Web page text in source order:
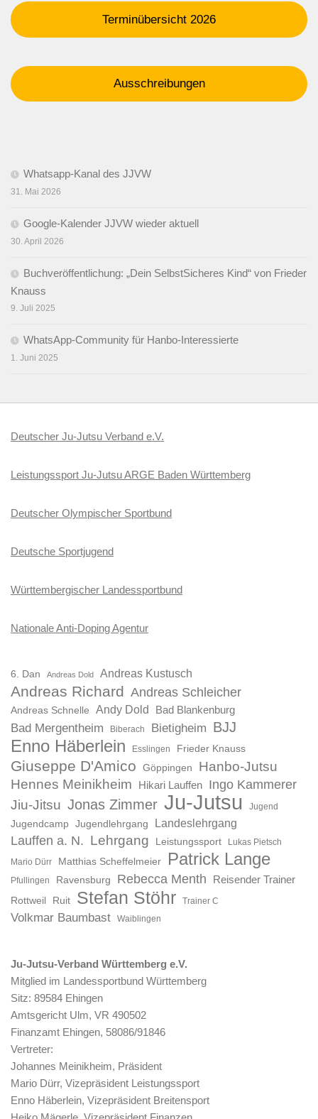
Terminübersicht 2026
Ausschreibungen
Whatsapp-Kanal des JJVW
31. Mai 2026
Google-Kalender JJVW wieder aktuell
30. April 2026
Buchveröffentlichung: „Dein SelbstSicheres Kind“ von Frieder
Knauss
9. Juli 2025
WhatsApp-Community für Hanbo-Interessierte
1. Juni 2025
Deutscher Ju-Jutsu Verband e.V.
Leistungssport Ju-Jutsu ARGE Baden Württemberg
Deutscher Olympischer Sportbund
Deutsche Sportjugend
Württembergischer Landessportbund
Nationale Anti-Doping Agentur
6. Dan Andreas Dold Andreas Kustusch
Andreas Richard Andreas Schleicher
Andreas Schnelle Andy Dold Bad Blankenburg
Bad Mergentheim Biberach Bietigheim BJJ
Enno Häberlein Esslingen Frieder Knauss
Giuseppe D'Amico Göppingen
Hanbo-Jutsu
Hennes Meinikheim
Hikari Lauffen Ingo Kammerer
Jiu-Jitsu Jonas Zimmer Ju-Jutsu Jugend
Jugendcamp Jugendlehrgang Landeslehrgang
Lauffen a. N. Lehrgang Leistungssport
Lukas Pietsch
Mario Dürr
Matthias Scheffelmeier Patrick Lange
Pfullingen Ravensburg Rebecca Menth Reisender Trainer
Rottweil Ruit Stefan Stöhr Trainer C
Volkmar Baumbast Waiblingen
Ju-Jutsu-Verband Württemberg e.V.
Mitglied im Landessportbund Württemberg
Sitz: 89584 Ehingen
Amtsgericht Ulm, VR 490502
Finanzamt Ehingen, 58086/91846
Vertreter:
Johannes Meinikheim, Präsident
Mario Dürr, Vizepräsident Leistungssport
Enno Häberlein, Vizepräsident Breitensport